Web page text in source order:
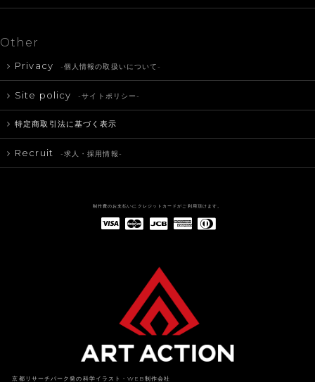
Other
Privacy -個人情報の取扱いについて-
Site policy -サイトポリシー-
特定商取引法に基づく表示
Recruit -求人・採用情報-
制作費のお支払いにクレジットカードがご利用頂けます。
京都リサーチパーク発の科学イラスト・WEB制作会社